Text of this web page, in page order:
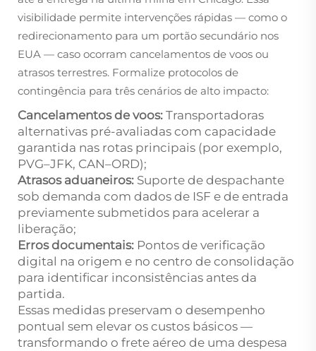
visibilidade permite intervenções rápidas — como o
redirecionamento para um portão secundário nos
EUA — caso ocorram cancelamentos de voos ou
atrasos terrestres. Formalize protocolos de
contingência para três cenários de alto impacto:
Cancelamentos de voos: Transportadoras
alternativas pré-avaliadas com capacidade
garantida nas rotas principais (por exemplo,
PVG–JFK, CAN–ORD);
Atrasos aduaneiros: Suporte de despachante
sob demanda com dados de ISF e de entrada
previamente submetidos para acelerar a
liberação;
Erros documentais: Pontos de verificação
digital na origem e no centro de consolidação
para identificar inconsistências antes da
partida.
Essas medidas preservam o desempenho
pontual sem elevar os custos básicos —
transformando o frete aéreo de uma despesa